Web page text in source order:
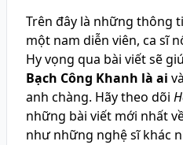
Trên đây là những thông
một nam diễn viên, ca sĩ
Hy vọng qua bài viết sẽ
Bạch Công Khanh là ai
anh chàng. Hãy theo dõi
những bài viết mới nhất
như những nghệ sĩ khác